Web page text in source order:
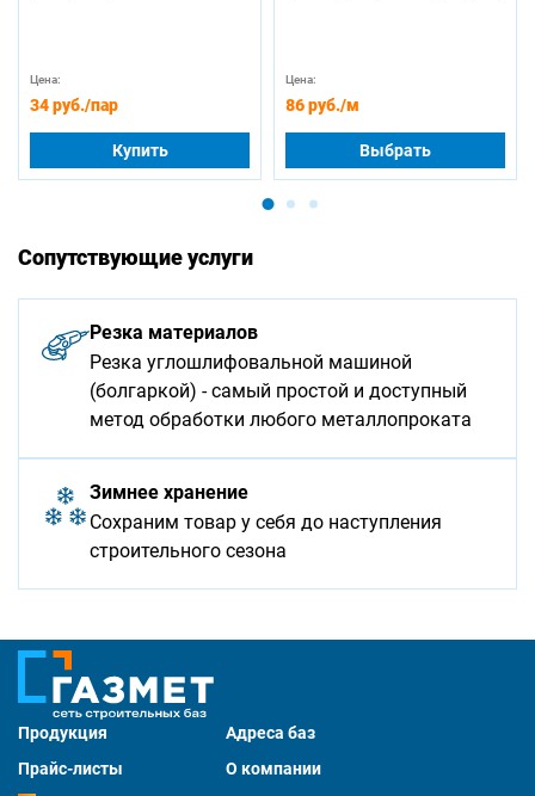
Цена:
34 руб./пар
Купить
Цена:
86 руб./м
Выбрать
Сопутствующие услуги
Резка материалов
Резка углошлифовальной машиной
(болгаркой) - самый простой и доступный
метод обработки любого металлопроката
Зимнее хранение
Сохраним товар у себя до наступления
строительного сезона
Продукция
Адреса баз
Прайс-листы
О компании